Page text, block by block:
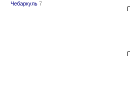
Чебаркуль 7